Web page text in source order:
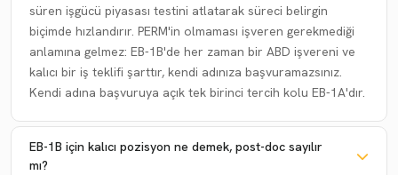
süren işgücü piyasası testini atlatarak süreci belirgin
biçimde hızlandırır. PERM'in olmaması işveren gerekmediği
anlamına gelmez: EB-1B'de her zaman bir ABD işvereni ve
kalıcı bir iş teklifi şarttır, kendi adınıza başvuramazsınız.
Kendi adına başvuruya açık tek birinci tercih kolu EB-1A'dır.
EB-1B için kalıcı pozisyon ne demek, post-doc sayılır
mı?